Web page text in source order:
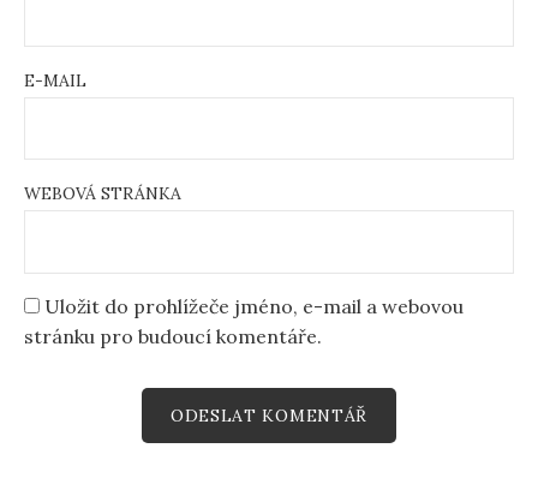
E-MAIL
WEBOVÁ STRÁNKA
Uložit do prohlížeče jméno, e-mail a webovou
stránku pro budoucí komentáře.